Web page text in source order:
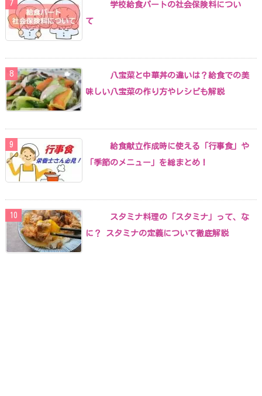
学校給食パートの社会保険料につい
て
八宝菜と中華丼の違いは？給食での美
味しい八宝菜の作り方やレシピも解説
給食献立作成時に使える「行事食」や
「季節のメニュー」を総まとめ！
スタミナ料理の「スタミナ」って、な
に？ スタミナの定義について徹底解説